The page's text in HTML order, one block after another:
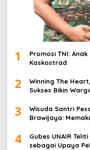
1
Promosi TNI:
Kaskostrad
2
Winning The
Sukses Bikin
3
Wisuda Santri
Brawijaya:
4
Gubes UNAIR
sebagai Upaya